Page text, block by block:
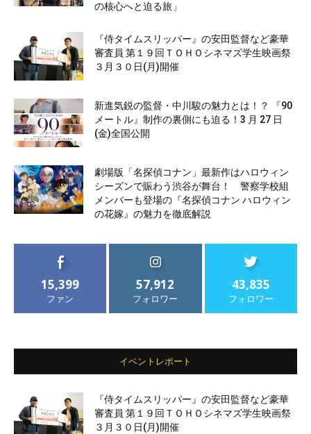
の核心へと迫る旅」
『侍タイムスリッパー』の安田監督など豪華
審査員 第１９回ＴＯＨＯシネマズ学生映画祭
３月３０日(月)開催
新進気鋭の監督・中川駿の魅力とは！？ 『90
メートル』制作の裏側にも迫る！3 月 27 日
(金)全国公開
劇場版「名探偵コナン」最新作はハロウィン
シーズンで賑わう渋谷が舞台！ 警察学校組
メンバーも登場の『名探偵コナン ハロウィン
の花嫁』の魅力を徹底解説
15,399
ファン
57,912
フォロワー
43,835
フォロワー
イベントレポート
『侍タイムスリッパー』の安田監督など豪華
審査員 第１９回ＴＯＨＯシネマズ学生映画祭
３月３０日(月)開催